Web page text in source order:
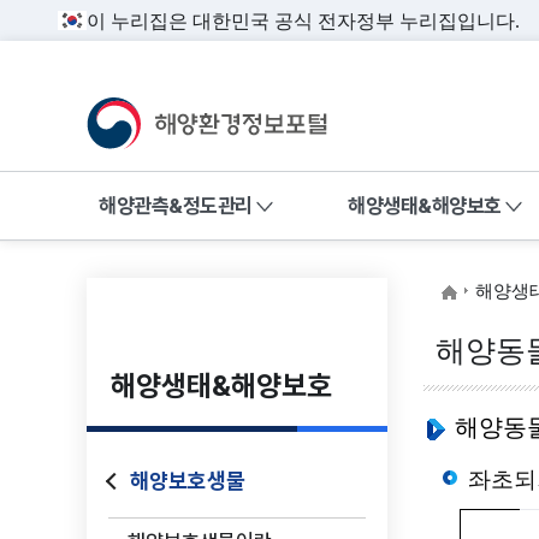
이 누리집은 대한민국 공식 전자정부 누리집입니다.
해양환경정보포털
해양관측&정도관리 해양생태&해양보호
해양생태&해양보호
해양생물
해양보호생물
해양생
해양동
해양동
좌초
전체메뉴
환경관리해역, 정도관리
정보를 제공합니다.
해양환경
해수욕장 환경
수질자동측정